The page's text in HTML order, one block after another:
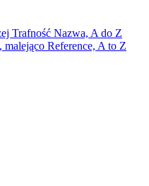
Trafność Nazwa, A do Z
malejąco Reference, A to Z